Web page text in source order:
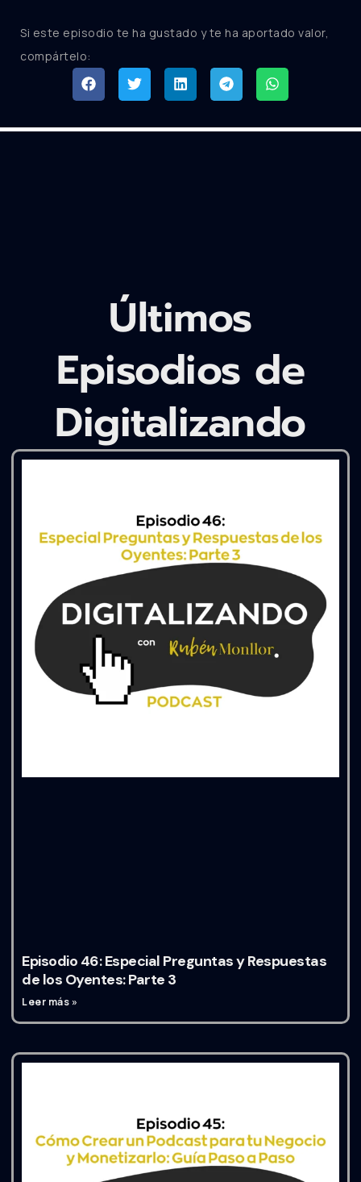
Si este episodio te ha gustado y te ha aportado valor,
compártelo:
Últimos
Episodios de
Digitalizando
Episodio 46: Especial Preguntas y Respuestas
de los Oyentes: Parte 3
Leer más »